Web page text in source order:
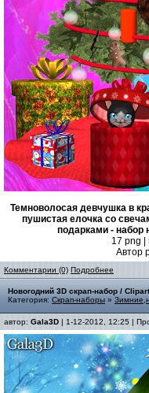
Темноволосая девчушка в
пушистая елочка со
подарками - набор
17 png |
Автор
Комментарии (0) Подробнее
Новогодний 3D скрап-набор /
Категория: Скрап-наборы »
автор: Gala3D | 1-12-2012, 12:25 |